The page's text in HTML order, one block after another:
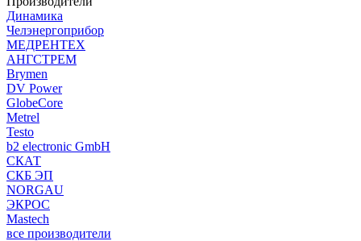
Динамика
Челэнергоприбор
МЕДРЕНТЕХ
АНГСТРЕМ
Brymen
DV Power
GlobeCore
Metrel
Testo
b2 electronic GmbH
СКАТ
СКБ ЭП
NORGAU
ЭКРОС
Mastech
все производители